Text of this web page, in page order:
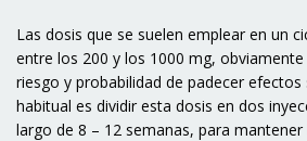
Las dosis que se suelen emplear en un
entre los 200 y los 1000 mg,
riesgo y probabilidad de padecer efectos
habitual es dividir esta dosis en dos
largo de 8 – 12 semanas, para